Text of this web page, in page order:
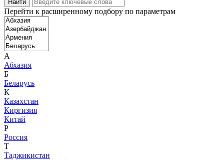
Перейти к расширенному подбору по параметрам
А
Абхазия
Б
Беларусь
К
Казахстан
Киргизия
Китай
Р
Россия
Т
Таджикистан